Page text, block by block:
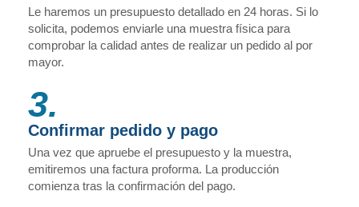
Le haremos un presupuesto detallado en 24 horas. Si lo
solicita, podemos enviarle una muestra física para
comprobar la calidad antes de realizar un pedido al por
mayor.
3.
Confirmar pedido y pago
Una vez que apruebe el presupuesto y la muestra,
emitiremos una factura proforma. La producción
comienza tras la confirmación del pago.